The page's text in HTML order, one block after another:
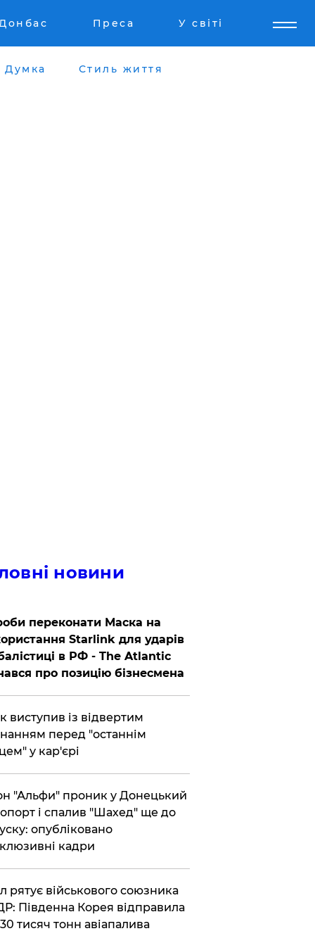
Преса У світі
Думка Стиль життя
новини
переконати Маска на
Starlink для ударів
в РФ - The Atlantic
про позицію бізнесмена
виступив із відвертим
перед "останнім
у кар'єрі
"Альфи" проник у Донецький
і спалив "Шахед" ще до
опубліковано
кадри
рятує військового союзника
Південна Корея відправила
тисяч тонн авіапалива